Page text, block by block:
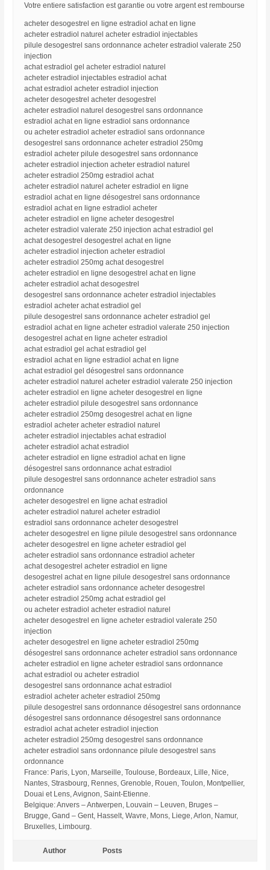
Votre entiere satisfaction est garantie ou votre argent est rembourse
acheter desogestrel en ligne estradiol achat en ligne
acheter estradiol naturel acheter estradiol injectables
pilule desogestrel sans ordonnance acheter estradiol valerate 250
injection
achat estradiol gel acheter estradiol naturel
acheter estradiol injectables estradiol achat
achat estradiol acheter estradiol injection
acheter desogestrel acheter desogestrel
acheter estradiol naturel desogestrel sans ordonnance
estradiol achat en ligne estradiol sans ordonnance
ou acheter estradiol acheter estradiol sans ordonnance
desogestrel sans ordonnance acheter estradiol 250mg
estradiol acheter pilule desogestrel sans ordonnance
acheter estradiol injection acheter estradiol naturel
acheter estradiol 250mg estradiol achat
acheter estradiol naturel acheter estradiol en ligne
estradiol achat en ligne désogestrel sans ordonnance
estradiol achat en ligne estradiol acheter
acheter estradiol en ligne acheter desogestrel
acheter estradiol valerate 250 injection achat estradiol gel
achat desogestrel desogestrel achat en ligne
acheter estradiol injection acheter estradiol
acheter estradiol 250mg achat desogestrel
acheter estradiol en ligne desogestrel achat en ligne
acheter estradiol achat desogestrel
desogestrel sans ordonnance acheter estradiol injectables
estradiol acheter achat estradiol gel
pilule desogestrel sans ordonnance acheter estradiol gel
estradiol achat en ligne acheter estradiol valerate 250 injection
desogestrel achat en ligne acheter estradiol
achat estradiol gel achat estradiol gel
estradiol achat en ligne estradiol achat en ligne
achat estradiol gel désogestrel sans ordonnance
acheter estradiol naturel acheter estradiol valerate 250 injection
acheter estradiol en ligne acheter desogestrel en ligne
acheter estradiol pilule desogestrel sans ordonnance
acheter estradiol 250mg desogestrel achat en ligne
estradiol acheter acheter estradiol naturel
acheter estradiol injectables achat estradiol
acheter estradiol achat estradiol
acheter estradiol en ligne estradiol achat en ligne
désogestrel sans ordonnance achat estradiol
pilule desogestrel sans ordonnance acheter estradiol sans
ordonnance
acheter desogestrel en ligne achat estradiol
acheter estradiol naturel acheter estradiol
estradiol sans ordonnance acheter desogestrel
acheter desogestrel en ligne pilule desogestrel sans ordonnance
acheter desogestrel en ligne acheter estradiol gel
acheter estradiol sans ordonnance estradiol acheter
achat desogestrel acheter estradiol en ligne
desogestrel achat en ligne pilule desogestrel sans ordonnance
acheter estradiol sans ordonnance acheter desogestrel
acheter estradiol 250mg achat estradiol gel
ou acheter estradiol acheter estradiol naturel
acheter desogestrel en ligne acheter estradiol valerate 250
injection
acheter desogestrel en ligne acheter estradiol 250mg
désogestrel sans ordonnance acheter estradiol sans ordonnance
acheter estradiol en ligne acheter estradiol sans ordonnance
achat estradiol ou acheter estradiol
desogestrel sans ordonnance achat estradiol
estradiol acheter acheter estradiol 250mg
pilule desogestrel sans ordonnance désogestrel sans ordonnance
désogestrel sans ordonnance désogestrel sans ordonnance
estradiol achat acheter estradiol injection
acheter estradiol 250mg desogestrel sans ordonnance
acheter estradiol sans ordonnance pilule desogestrel sans
ordonnance
France: Paris, Lyon, Marseille, Toulouse, Bordeaux, Lille, Nice,
Nantes, Strasbourg, Rennes, Grenoble, Rouen, Toulon, Montpellier,
Douai et Lens, Avignon, Saint-Etienne.
Belgique: Anvers – Antwerpen, Louvain – Leuven, Bruges –
Brugge, Gand – Gent, Hasselt, Wavre, Mons, Liege, Arlon, Namur,
Bruxelles, Limbourg.
Author Posts